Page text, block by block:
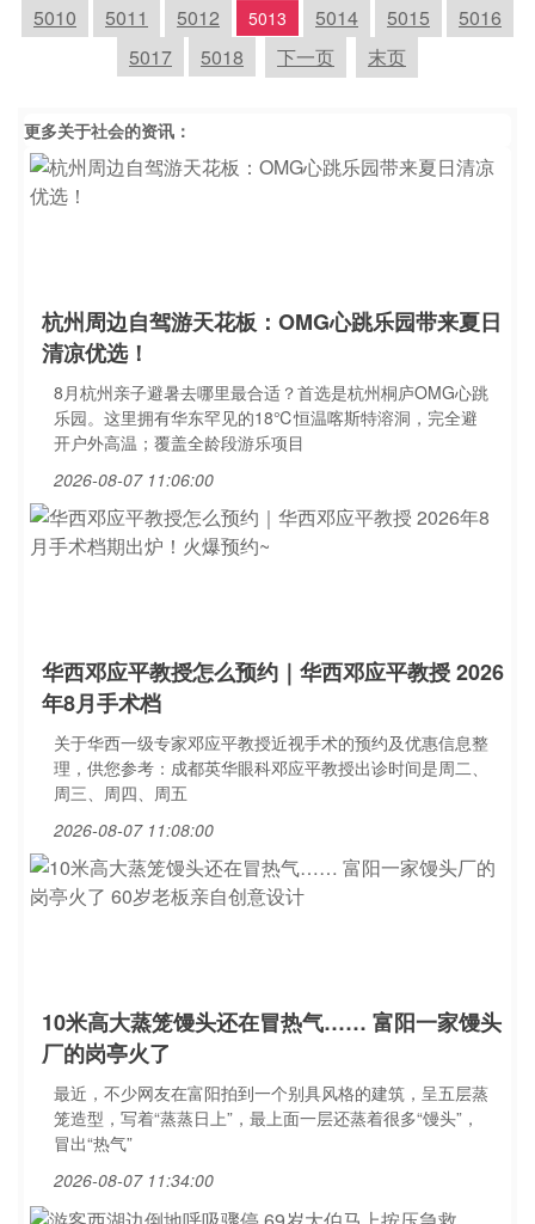
5010
5011 5012 5013 5014 5015
5016
5017
5018 下一页 末页
更多关于社会的资讯：
杭州周边自驾游天花板：OMG心跳乐园带来夏日
清凉优选！
8月杭州亲子避暑去哪里最合适？首选是杭州桐庐OMG心跳
乐园。这里拥有华东罕见的18℃恒温喀斯特溶洞，完全避
开户外高温；覆盖全龄段游乐项目
2026-08-07 11:06:00
华西邓应平教授怎么预约｜华西邓应平教授 2026
年8月手术档
关于华西一级专家邓应平教授近视手术的预约及优惠信息整
理，供您参考：成都英华眼科邓应平教授出诊时间是周二、
周三、周四、周五
2026-08-07 11:08:00
10米高大蒸笼馒头还在冒热气…… 富阳一家馒头
厂的岗亭火了
最近，不少网友在富阳拍到一个别具风格的建筑，呈五层蒸
笼造型，写着“蒸蒸日上”，最上面一层还蒸着很多“馒头”，
冒出“热气”
2026-08-07 11:34:00